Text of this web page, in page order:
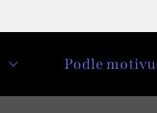
Podle motivu